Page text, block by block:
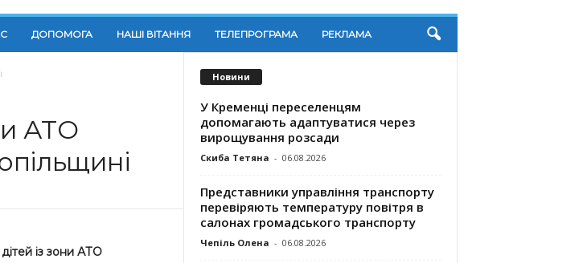
ДОПОМОГА НАШІ ВІТАННЯ ТЕЛЕПРОГРАМА РЕКЛАМА
АТО
із зони АТО
Новини
У Кременці переселенцям
допомагають адаптуватися через
вирощування розсади
Скиба Тетяна - 06.08.2026
Представники управління транспорту
перевіряють температуру повітря в
салонах громадського транспорту
Чепіль Олена - 06.08.2026